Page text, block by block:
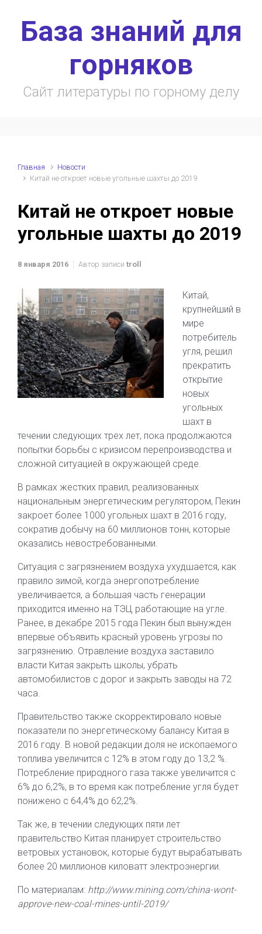
База знаний для
горняков
Сайт литературы по горному делу
Главная
Новости
Китай не откроет новые угольные шахты до 2019
Китай не откроет новые
угольные шахты до 2019
8 января 2016 Автор записи troll
Китай,
крупнейший в
мире
потребитель
угля, решил
прекратить
открытие
новых
угольных
шахт в
течении следующих трех лет, пока продолжаются
попытки борьбы с кризисом перепроизводства и
сложной ситуацией в окружающей среде.
В рамках жестких правил, реализованных
национальным энергетическим регулятором, Пекин
закроет более 1000 угольных шахт в 2016 году,
сократив добычу на 60 миллионов тонн, которые
оказались невостребованными.
Ситуация с загрязнением воздуха ухудшается, как
правило зимой, когда энергопотребление
увеличивается, а большая часть генерации
приходится именно на ТЭЦ работающие на угле.
Ранее, в декабре 2015 года Пекин был вынужден
впервые объявить красный уровень угрозы по
загрязнению. Отравление воздуха заставило
власти Китая закрыть школы, убрать
автомобилистов с дорог и закрыть заводы на 72
часа.
Правительство также скорректировало новые
показатели по энергетическому балансу Китая в
2016 году. В новой редакции доля не ископаемого
топлива увеличится с 12% в этом году до 13,2 %.
Потребление природного газа также увеличится с
6% до 6,2%, в то время как потребление угля будет
понижено с 64,4% до 62,2%.
Так же, в течении следующих пяти лет
правительство Китая планирует строительство
ветровых установок, которые будут вырабатывать
более 20 миллионов киловатт электроэнергии.
По материалам: http://www.mining.com/china-wont-
approve-new-coal-mines-until-2019/